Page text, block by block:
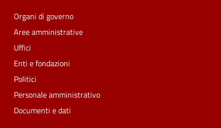
Organi di governo
Aree amministrative
Uffici
Enti e fondazioni
Politici
Personale amministrativo
Documenti e dati